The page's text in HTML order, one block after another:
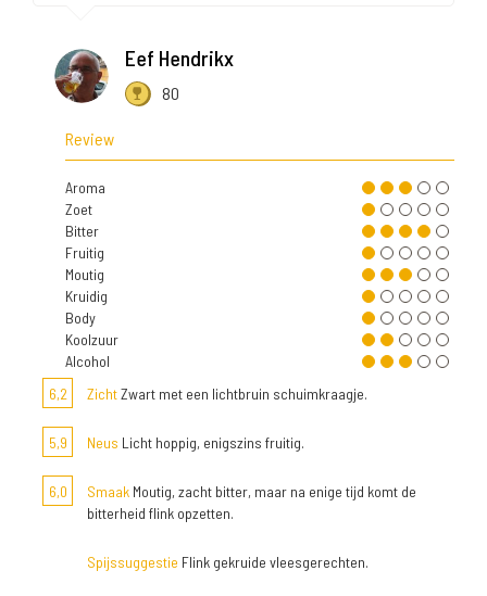
Eef Hendrikx
80
Review
Aroma
Zoet
Bitter
Fruitig
Moutig
Kruidig
Body
Koolzuur
Alcohol
6,2
ZichtZwart met een lichtbruin schuimkraagje.
5,9 Neus Licht hoppig, enigszins fruitig.
6,0 Smaak Moutig, zacht bitter, maar na enige tijd komt de
bitterheid flink opzetten.
Spijssuggestie Flink gekruide vleesgerechten.